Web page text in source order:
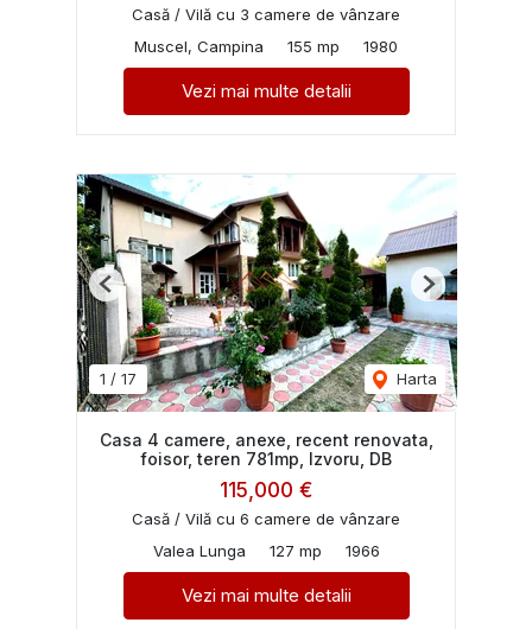
Casă / Vilă cu 3 camere de vânzare
Muscel, Campina
155 mp 1980
Vezi mai multe detalii
1 / 17 Harta
Previous Next
Casa 4 camere, anexe, recent renovata,
foisor, teren 781mp, Izvoru, DB
115,000 €
Casă / Vilă cu 6 camere de vânzare
Valea Lunga
127 mp 1966
Vezi mai multe detalii